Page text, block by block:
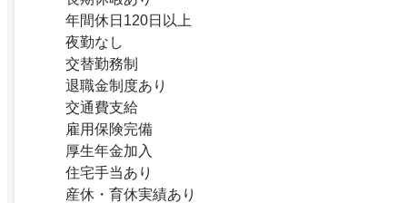
年間休日120日以上
夜勤なし
交替勤務制
退職金制度あり
交通費支給
雇用保険完備
厚生年金加入
住宅手当あり
産休・育休実績あり